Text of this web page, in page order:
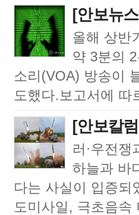
[안보뉴
올해 상반
약 3분의
소리(VOA) 방송이
도했다.보고서에
[안보칼
러·우전
하늘과 바
다는 사실이 입증되
도미사일, 극초음속